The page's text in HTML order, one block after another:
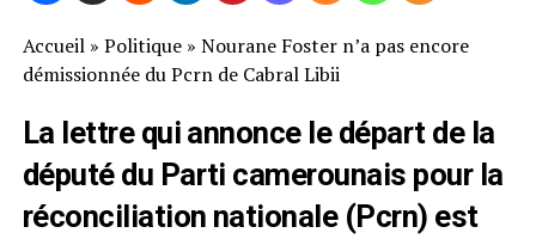
Accueil» Politique» Nourane Foster n’a pas encore
démissionnée du Pcrn de Cabral Libii
La lettre qui annonce le départ de la
député du Parti camerounais pour la
réconciliation nationale (Pcrn) est